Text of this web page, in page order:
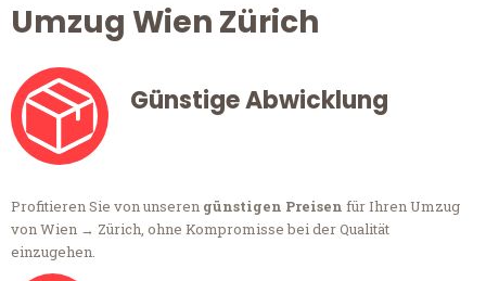
Umzug Wien Zürich
Günstige Abwicklung
Profitieren Sie von unseren günstigen Preisen für Ihren Umzug
von Wien → Zürich, ohne Kompromisse bei der Qualität
einzugehen.